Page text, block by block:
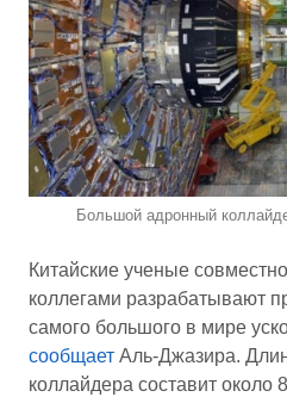
Большой адронный
Китайские ученые
коллегами разрабатывают
самого большого в мире
сообщает Аль-Джазира.
коллайдера составит около